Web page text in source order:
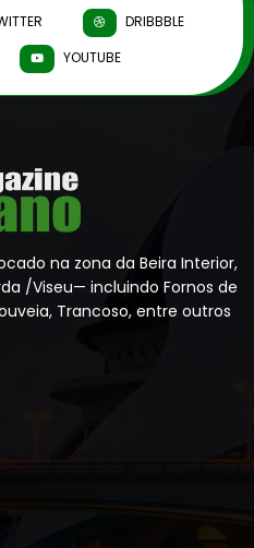
DRIBBBLE
YOUTUBE
na zona da Beira Interior,
/Viseu— incluindo Fornos de
Trancoso, entre outros